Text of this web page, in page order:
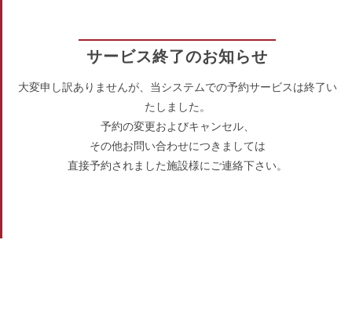
サービス終了のお知らせ
大変申し訳ありませんが、当システムでの予約サービスは終了い
たしました。
予約の変更およびキャンセル、
その他お問い合わせにつきましては
直接予約されました施設様にご連絡下さい。